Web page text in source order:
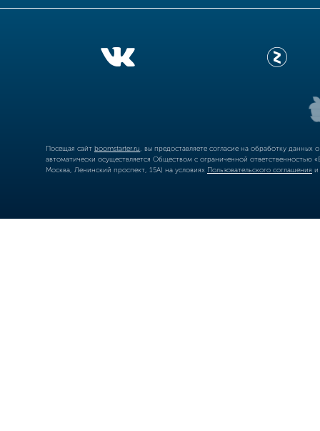
Посещая сайт boomstarter.ru , вы предоставляете согласие на обработку
автоматически осуществляется Обществом с ограниченной
Москва, Ленинский проспект, 15А) на условиях Пользовательского соглашения и